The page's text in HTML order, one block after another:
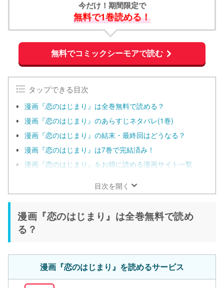
今だけ！期間限定で
無料で1巻読める！
無料でコミックシーモアで読む
タップできる目次
漫画『恋のはじまり』は全巻無料で読める？
漫画『恋のはじまり』のあらすじネタバレ(1巻)
漫画『恋のはじまり』の結末・最終回はどうなる？
漫画『恋のはじまり』は7巻で完結済み！
漫画『恋のはじまり』をお得に読める漫画サイト一覧
目次を開く
漫画『恋のはじまり』は全巻無料で読め
る？
漫画『恋のはじまり』を読めるサービス